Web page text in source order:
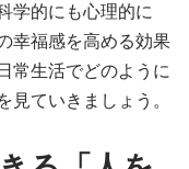
学的にも心理的に
幸福感を高める効果
常生活でどのように
見ていきましょう。